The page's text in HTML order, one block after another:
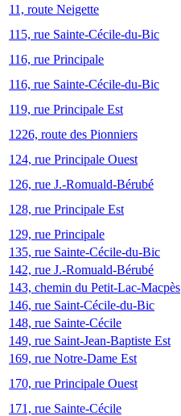
11, route Neigette
115, rue Sainte-Cécile-du-Bic
116, rue Principale
116, rue Sainte-Cécile-du-Bic
119, rue Principale Est
1226, route des Pionniers
124, rue Principale Ouest
126, rue J.-Romuald-Bérubé
128, rue Principale Est
129, rue Principale
135, rue Sainte-Cécile-du-Bic
142, rue J.-Romuald-Bérubé
143, chemin du Petit-Lac-Macpès
146, rue Saint-Cécile-du-Bic
148, rue Sainte-Cécile
149, rue Saint-Jean-Baptiste Est
169, rue Notre-Dame Est
170, rue Principale Ouest
171, rue Sainte-Cécile